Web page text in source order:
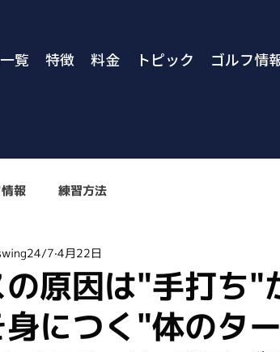
覧 特徴 料金 トピック ゴルフ情
報 練習方法
原因は"手打ち"
につく"体のタ
7 4月22日